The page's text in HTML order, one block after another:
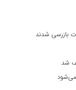
بازرسی شدند
شد
می‌شود